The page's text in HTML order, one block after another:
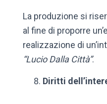
La produzione si
al fine di proporre
realizzazione di
“Lucio Dalla Città”.
Diritti